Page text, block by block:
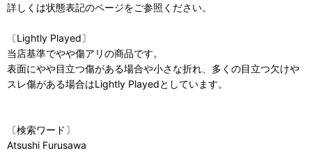
詳しくは状態表記のページをご参照ください。
〔Lightly Played〕
当店基準でやや傷アリの商品です。
表面にやや目立つ傷がある場合や小さな折れ、多くの目立つ欠けや
スレ傷がある場合はLightly Playedとしています。
〔検索ワード〕
Atsushi Furusawa